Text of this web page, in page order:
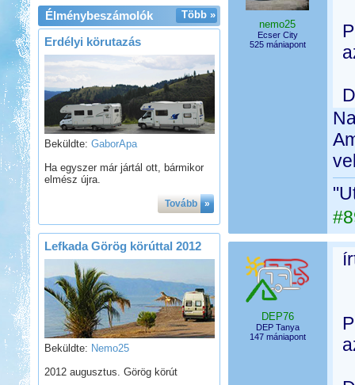
Több »
Élménybeszámolók
Erdélyi körutazás
Beküldte: GaborApa
Ha egyszer már jártál ott, bármikor
elmész újra.
Tovább »
Lefkada Görög körúttal 2012
Beküldte: Nemo25
2012 augusztus. Görög körút
nemo25
Ecser City
525 mániapont
DEP76
DEP Tanya
147 mániapont